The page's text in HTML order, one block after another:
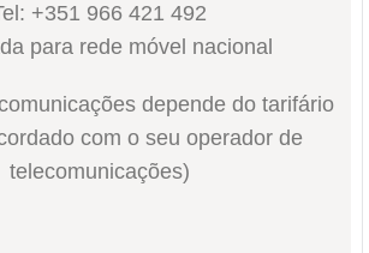
+351 966 421 492
para rede móvel nacional
depende do tarifário
com o seu operador de
telecomunicações)